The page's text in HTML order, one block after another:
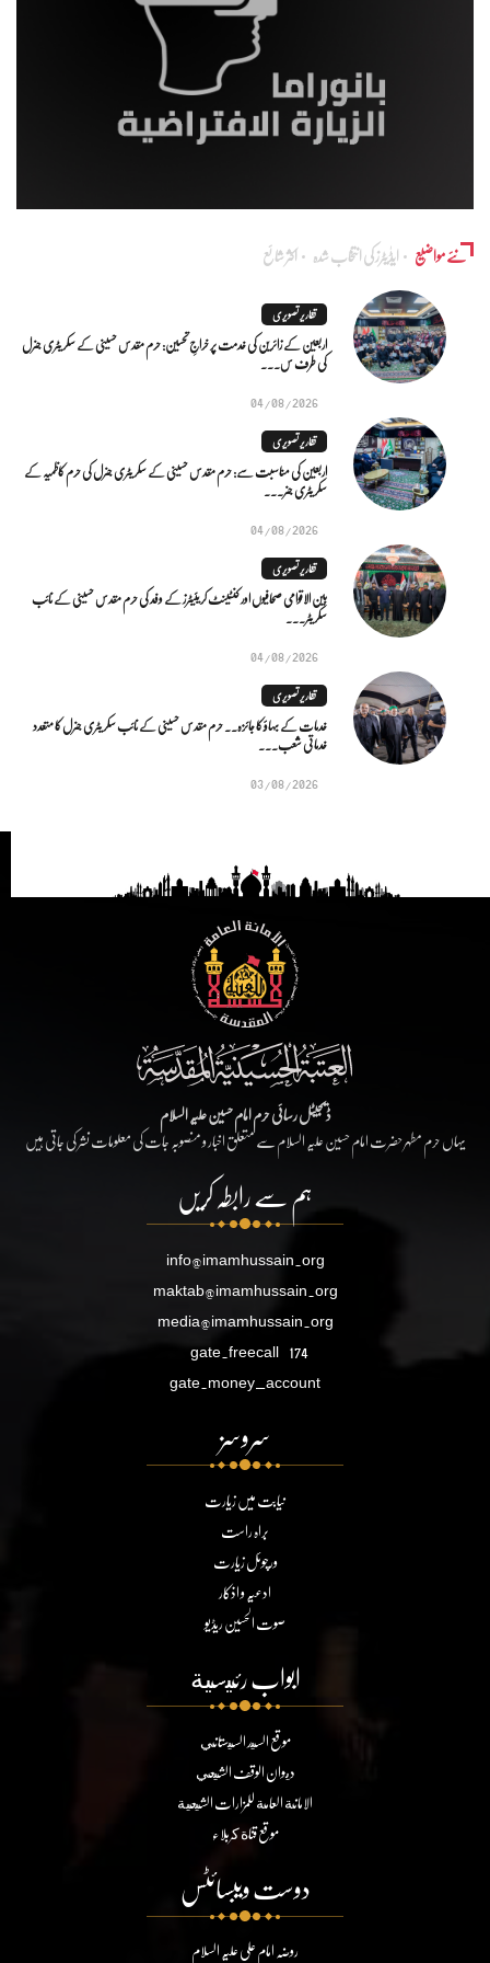
نئے مواضیع ایڈٰیٹرز کی انتخاب شدہ اکثر شائع
تقاریر تصویری
اربعین کے زائرین کی خدمت پر خراجِ تحسین: حرم مقدس حسینی کے سکریٹری جنرل
کی طرف س...
04/08/2026
تقاریر تصویری
اربعین کی مناسبت سے: حرم مقدس حسینی کے سکریٹری جنرل کی حرم کاظمیہ کے
سکریٹری جنر...
04/08/2026
تقاریر تصویری
بین الاقوامی صحافیوں اور کنٹینٹ کریئیٹرز کے وفد کی حرم مقدس حسینی کے نائب
سکریٹر...
04/08/2026
تقاریر تصویری
خدمات کے بہاؤ کا جائزہ.. حرم مقدس حسینی کے نائب سکریٹری جنرل کا متعدد
خدماتی شعب...
03/08/2026
ڈیجیٹل رسائی حرم امام حسین علیہ السلام
یہاں حرم مطہر حضرت امام حسین علیہ السلام سے متعلق اخبار و منصوبہ جات کی معلومات نشر کی جاتی ہیں
ہم سے رابطہ کریں
info@imamhussain.org
maktab@imamhussain.org
media@imamhussain.org
gate.freecall 174
gate.money_account
سروسز
نیابت میں زیارت
براہ راست
ورچوئل زیارت
ادعیہ و اذکار
صوت الحسین ریڈیو
ابواب رئيسية
موقع السيد السيستاني
ديوان الوقف الشيعي
الامانة العامة للمزارات الشيعية
موقع قناة كربلاء
دوست ویبسائٹس
روضہ امام علی علیہ السلام